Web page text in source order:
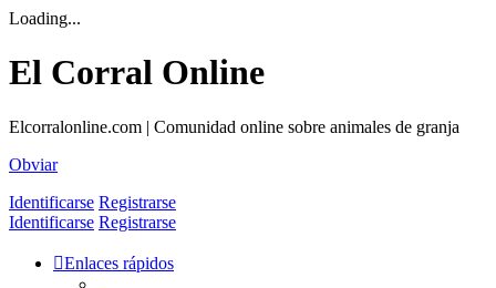
Loading...
El Corral Online
Elcorralonline.com | Comunidad online sobre animales de granja
Obviar
Identificarse Registrarse
Identificarse Registrarse
Enlaces rápidos